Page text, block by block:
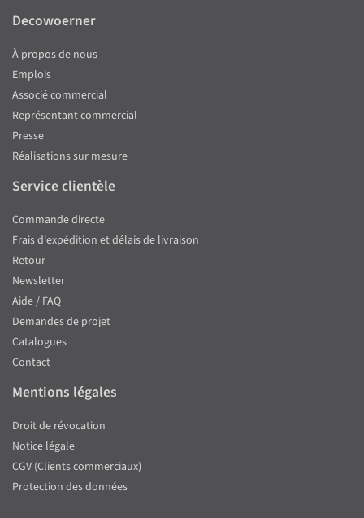
Decowoerner
À propos de nous
Emplois
Associé commercial
Représentant commercial
Presse
Réalisations sur mesure
Service clientèle
Commande directe
Frais d'expédition et délais de livraison
Retour
Newsletter
Aide / FAQ
Demandes de projet
Catalogues
Contact
Mentions légales
Droit de révocation
Notice légale
CGV (Clients commerciaux)
Protection des données